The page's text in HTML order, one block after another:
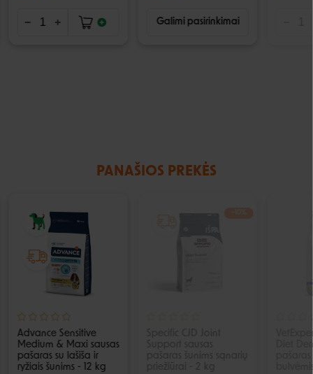
Galimi pasirinkimai
PANAŠIOS PREKĖS
Advance Sensitive
Medium & Maxi sausas
pašaras su lašiša ir
ryžiais šunims - 12 kg
Diet